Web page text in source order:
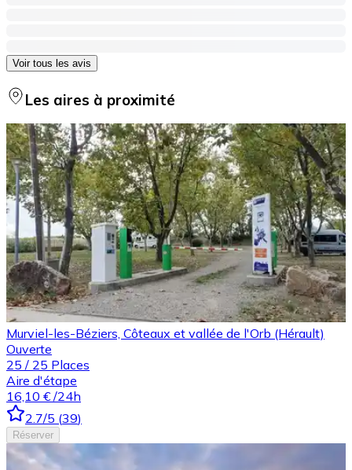
Voir tous les avis
Les aires à proximité
Murviel-les-Béziers, Côteaux et vallée de l'Orb (Hérault)
Ouverte
25 / 25 Places
Aire d'étape
16,10 € /24h
2.7/5 (39)
Réserver